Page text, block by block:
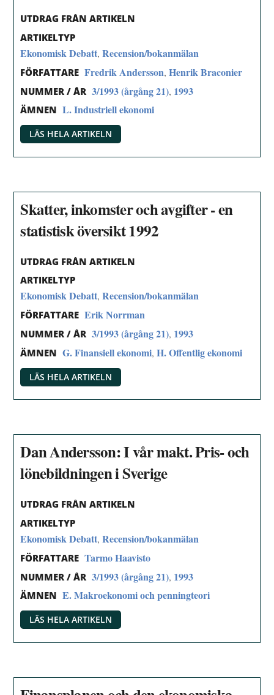
UTDRAG FRÅN ARTIKELN
ARTIKELTYP
Ekonomisk Debatt,Recension/bokanmälan
FÖRFATTARE Fredrik Andersson,Henrik Braconier
NUMMER / ÅR 3/1993 (årgång 21), 1993
ÄMNEN L. Industriell ekonomi
LÄS HELA ARTIKELN
Skatter, inkomster och avgifter - en
statistisk översikt 1992
UTDRAG FRÅN ARTIKELN
ARTIKELTYP
Ekonomisk Debatt,Recension/bokanmälan
FÖRFATTARE Erik Norrman
NUMMER / ÅR 3/1993 (årgång 21), 1993
ÄMNEN G. Finansiell ekonomi,H. Offentlig ekonomi
LÄS HELA ARTIKELN
Dan Andersson: I vår makt. Pris- och
lönebildningen i Sverige
UTDRAG FRÅN ARTIKELN
ARTIKELTYP
Ekonomisk Debatt,Recension/bokanmälan
FÖRFATTARE Tarmo Haavisto
NUMMER / ÅR 3/1993 (årgång 21), 1993
ÄMNEN E. Makroekonomi och penningteori
LÄS HELA ARTIKELN